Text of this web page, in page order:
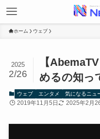
ホーム ウェブ
【
めるの知っ
2025
2/26
ウェブ エンタメ 気になるニュ
2019年11月5日 2025年2月